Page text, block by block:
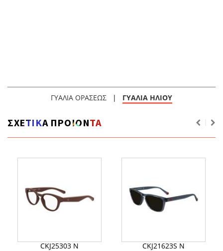
ΓΥΑΛΙΑ ΟΡΑΣΕΩΣ | ΓΥΑΛΙΑ ΗΛΙΟΥ
ΣΧΕΤΙΚΑ ΠΡΟΙΟΝΤΑ
CKJ25303 N CKJ21623S N